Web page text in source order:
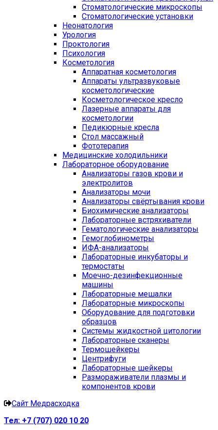
Стоматологические микроскопы
Стоматологические установки
Неонатология
Урология
Проктология
Психология
Косметология
Аппаратная косметология
Аппараты ультразвуковые
косметологические
Косметологическое кресло
Лазерные аппараты для
косметологии
Педикюрные кресла
Стол массажный
Фототерапия
Медицинские холодильники
Лабораторное оборудование
Анализаторы газов крови и
электролитов
Анализаторы мочи
Анализаторы свёртывания крови
Биохимические анализаторы
Лабораторные встряхиватели
Гематологические анализаторы
Гемоглобинометры
ИФА-анализаторы
Лабораторные инкубаторы и
термостаты
Моечно-дезинфекционные
машины
Лабораторные мешалки
Лабораторные микроскопы
Оборудование для подготовки
образцов
Системы жидкостной цитологии
Лабораторные сканеры
Термошейкеры
Центрифуги
Лабораторные шейкеры
Размораживатели плазмы и
компонентов крови
Сайт Медрасходка
Тел: +7 (707) 020 10 20